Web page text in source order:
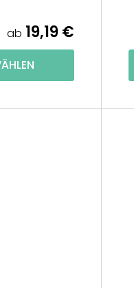
R
U
N
ab 19,19 €